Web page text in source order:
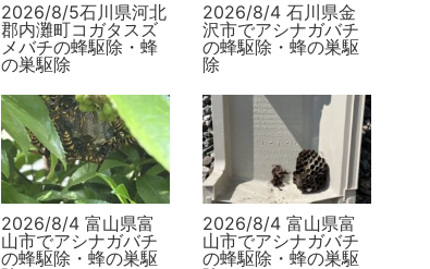
2026/8/5石川県河北
郡内灘町コガタスズ
メバチの蜂駆除・蜂
の巣駆除
2026/8/4 石川県金
沢市でアシナガバチ
の蜂駆除・蜂の巣駆
除
2026/8/4 富山県富
山市でアシナガバチ
の蜂駆除・蜂の巣駆
2026/8/4 富山県富
山市でアシナガバチ
の蜂駆除・蜂の巣駆